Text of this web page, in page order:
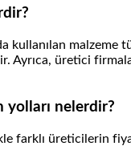
kullanılan
Ayrıca, üretici
yolları nelerdir?
üreticilerin